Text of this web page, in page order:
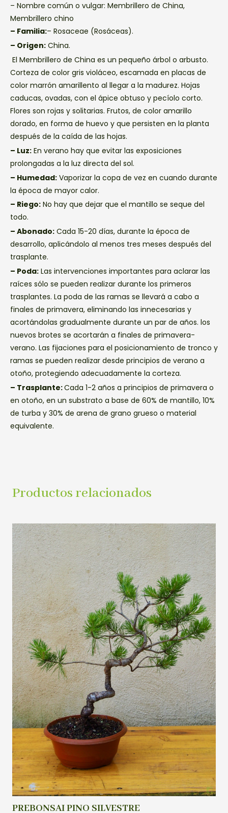
– Nombre común o vulgar: Membrillero de China,
Membrillero chino
– Familia:– Rosaceae (Rosáceas).
– Origen: China.
El Membrillero de China es un pequeño árbol o arbusto.
Corteza de color gris violáceo, escamada en placas de
color marrón amarillento al llegar a la madurez. Hojas
caducas, ovadas, con el ápice obtuso y pecíolo corto.
Flores son rojas y solitarias. Frutos, de color amarillo
dorado, en forma de huevo y que persisten en la planta
después de la caída de las hojas.
– Luz: En verano hay que evitar las exposiciones
prolongadas a la luz directa del sol.
– Humedad: Vaporizar la copa de vez en cuando durante
la época de mayor calor.
– Riego: No hay que dejar que el mantillo se seque del
todo.
– Abonado: Cada 15-20 días, durante la época de
desarrollo, aplicándolo al menos tres meses después del
trasplante.
– Poda: Las intervenciones importantes para aclarar las
raíces sólo se pueden realizar durante los primeros
trasplantes. La poda de las ramas se llevará a cabo a
finales de primavera, eliminando las innecesarias y
acortándolas gradualmente durante un par de años. los
nuevos brotes se acortarán a finales de primavera-
verano. Las fijaciones para el posicionamiento de tronco y
ramas se pueden realizar desde principios de verano a
otoño, protegiendo adecuadamente la corteza.
– Trasplante:Cada 1-2 años a principios de primavera o
en otoño, en un substrato a base de 60% de mantillo, 10%
de turba y 30% de arena de grano grueso o material
equivalente.
Productos relacionados
PREBONSAI PINO SILVESTRE